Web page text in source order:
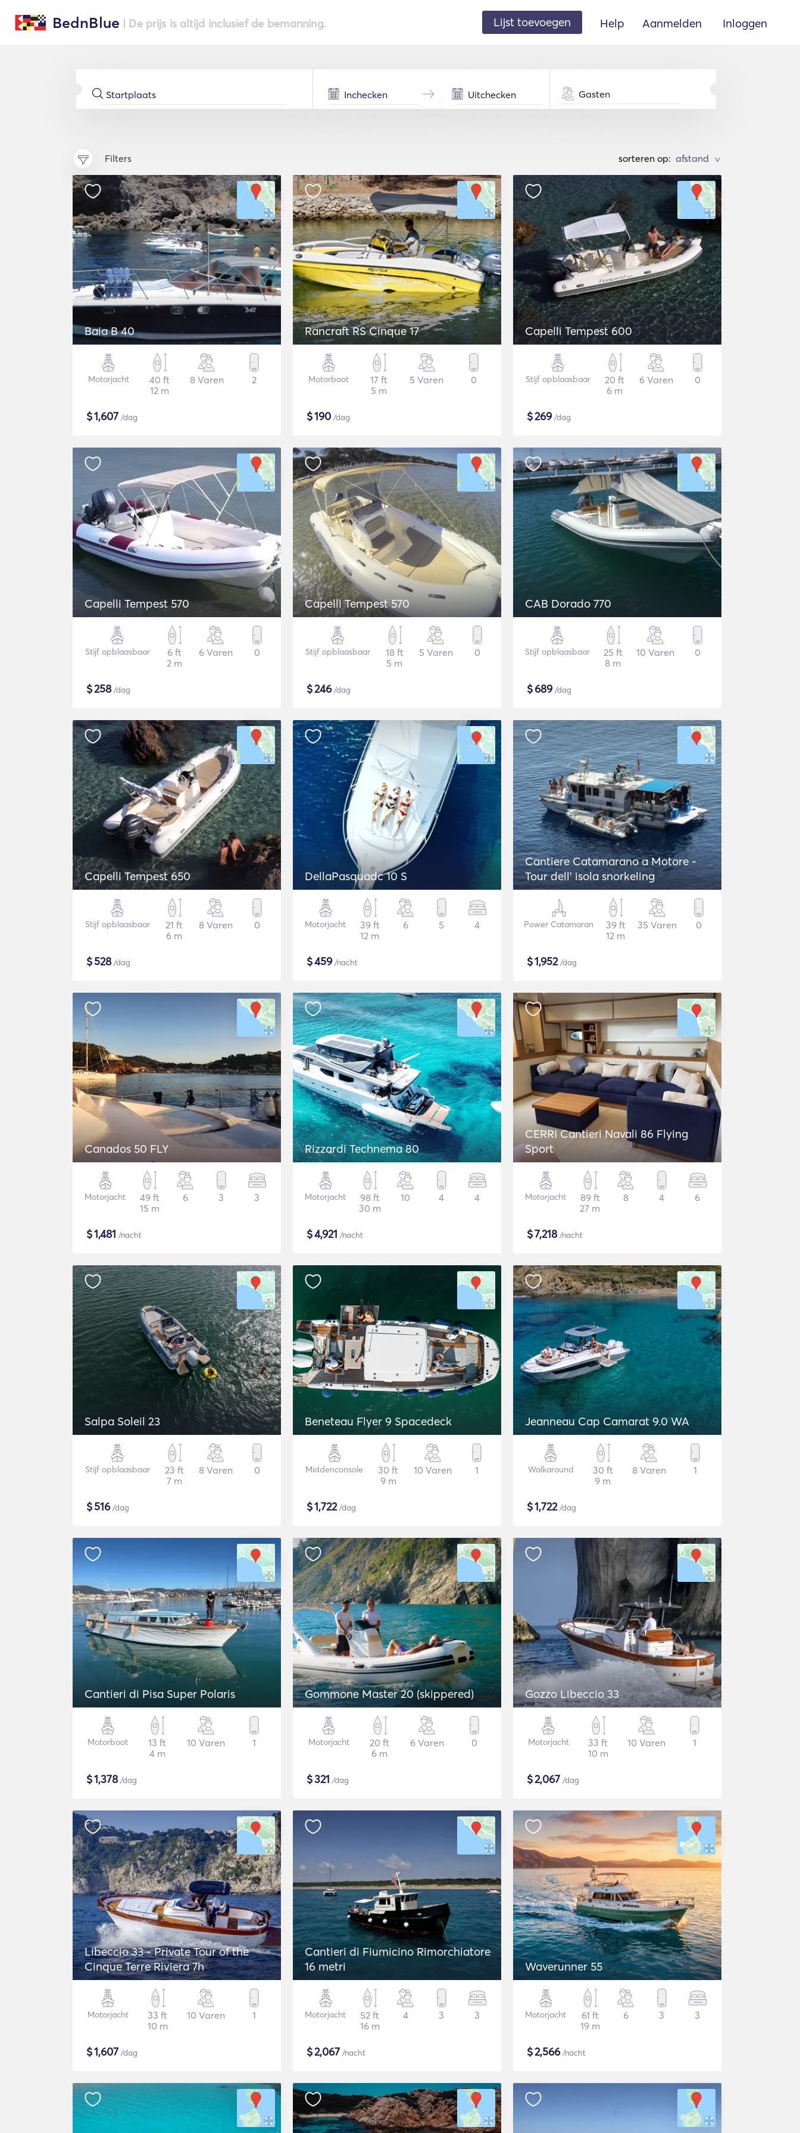
BednBlue | De prijs is altijd inclusief de bemanning. Lijst toevoegen Help Aanmelden Inloggen
Gasten
Filters sorteren op: >
Baia B 40
Motorjacht
40 ft
12 m
8 Varen 2
$1,607 /dag
Rancraft RS Cinque 17
Motorboot
17 ft
5 m
5 Varen 0
$190 /dag
Capelli Tempest 600
Stijf opblaasbaar
20 ft
6 m
6 Varen 0
$269/dag
Capelli Tempest 570
Stijf opblaasbaar
6 ft
2 m
6 Varen 0
$258/dag
Capelli Tempest 570
Stijf opblaasbaar
18 ft
5 m
5 Varen 0
$246/dag
CAB Dorado 770
Stijf opblaasbaar
25 ft
8 m
10 Varen 0
$689/dag
Capelli Tempest 650
Stijf opblaasbaar
21 ft
6 m
8 Varen 0
$528/dag
DellaPasquadc 10 S
Motorjacht
39 ft
12 m
6 5 4
$459/nacht
Cantiere Catamarano a Motore -
Tour dell' isola snorkeling
Power Catamaran
39 ft
12 m
35 Varen 0
$1,952/dag
Canados 50 FLY
Motorjacht
49 ft
15 m
6 3 3
$1,481 /nacht
Rizzardi Technema 80
Motorjacht
98 ft
30 m
10 4 4
$4,921 /nacht
CERRI Cantieri Navali 86 Flying
Sport
Motorjacht
89 ft
27 m
8 4 6
$7,218/nacht
Salpa Soleil 23
Stijf opblaasbaar
23 ft
7 m
8 Varen 0
$516/dag
Beneteau Flyer 9 Spacedeck
Middenconsole
30 ft
9 m
10 Varen 1
$1,722/dag
Jeanneau Cap Camarat 9.0 WA
Walkaround
30 ft
9 m
8 Varen 1
$1,722/dag
Cantieri di Pisa Super Polaris
Motorboot
13 ft
4 m
10 Varen 1
$1,378/dag
Gommone Master 20 (skippered)
Motorjacht
20 ft
6 m
6 Varen 0
$321 /dag
Gozzo Libeccio 33
Motorjacht
33 ft
10 m
10 Varen 1
$2,067 /dag
Libeccio 33 - Private Tour of the
Cinque Terre Riviera 7h
Motorjacht
33 ft
10 m
10 Varen 1
$1,607 /dag
Cantieri di Fiumicino Rimorchiatore
16 metri
Motorjacht
52 ft
16 m
4 3 3
$2,067 /nacht
Waverunner 55
Motorjacht
61 ft
19 m
6 3 3
$2,566/nacht